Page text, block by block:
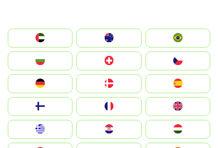
الإمارات العربية المتحدة
Switzerland
Deutschland
United Kingdom
Magyarország